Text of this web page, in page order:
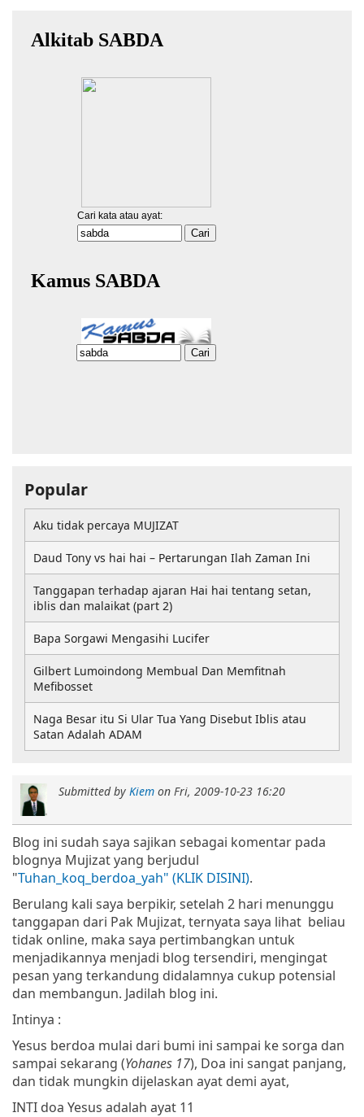
Submitted byKiem on Fri, 2009-10-23 16:20
Blog ini sudah saya sajikan sebagai komentar pada
blognya Mujizat yang berjudul
"Tuhan_koq_berdoa_yah" (KLIK DISINI).
Berulang kali saya berpikir, setelah 2 hari menunggu
tanggapan dari Pak Mujizat, ternyata saya lihat beliau
tidak online, maka saya pertimbangkan untuk
menjadikannya menjadi blog tersendiri, mengingat
pesan yang terkandung didalamnya cukup potensial
dan membangun. Jadilah blog ini.
Intinya :
Yesus berdoa mulai dari bumi ini sampai ke sorga dan
sampai sekarang (Yohanes 17), Doa ini sangat panjang,
dan tidak mungkin dijelaskan ayat demi ayat,
INTI doa Yesus adalah ayat 11
Popular
Aku tidak percaya MUJIZAT
Daud Tony vs hai hai – Pertarungan Ilah Zaman Ini
Tanggapan terhadap ajaran Hai hai tentang setan,
iblis dan malaikat (part 2)
Bapa Sorgawi Mengasihi Lucifer
Gilbert Lumoindong Membual Dan Memfitnah
Mefibosset
Naga Besar itu Si Ular Tua Yang Disebut Iblis atau
Satan Adalah ADAM